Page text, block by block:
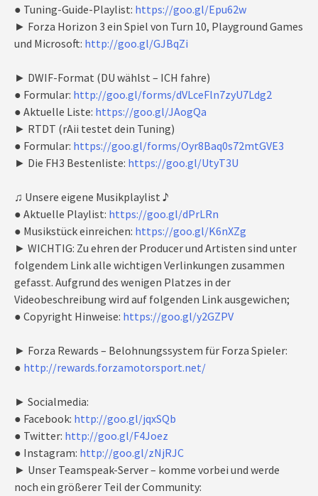
● Tuning-Guide-Playlist: https://goo.gl/Epu62w
► Forza Horizon 3 ein Spiel von Turn 10, Playground Games
und Microsoft: http://goo.gl/GJBqZi
► DWIF-Format (DU wählst – ICH fahre)
● Formular: http://goo.gl/forms/dVLceFln7zyU7Ldg2
● Aktuelle Liste: https://goo.gl/JAogQa
► RTDT (rAii testet dein Tuning)
● Formular: https://goo.gl/forms/Oyr8Baq0s72mtGVE3
► Die FH3 Bestenliste: https://goo.gl/UtyT3U
♫ Unsere eigene Musikplaylist ♪
● Aktuelle Playlist: https://goo.gl/dPrLRn
● Musikstück einreichen: https://goo.gl/K6nXZg
► WICHTIG: Zu ehren der Producer und Artisten sind unter
folgendem Link alle wichtigen Verlinkungen zusammen
gefasst. Aufgrund des wenigen Platzes in der
Videobeschreibung wird auf folgenden Link ausgewichen;
● Copyright Hinweise: https://goo.gl/y2GZPV
► Forza Rewards – Belohnungssystem für Forza Spieler:
● http://rewards.forzamotorsport.net/
► Socialmedia:
● Facebook: http://goo.gl/jqxSQb
● Twitter: http://goo.gl/F4Joez
● Instagram: http://goo.gl/zNjRJC
► Unser Teamspeak-Server – komme vorbei und werde
noch ein größerer Teil der Community: